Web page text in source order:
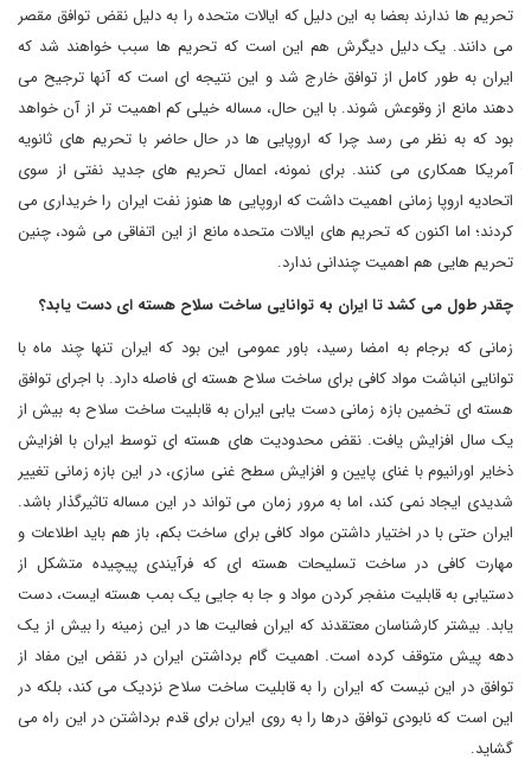
تحریم ها ندارند بعضا به این دلیل که ایالات متحده را به دلیل نقض توافق مقصر
می دانند. یک دلیل دیگرش هم این است که تحریم ها سبب خواهند شد که
ایران به طور کامل از توافق خارج شد و این نتیجه ای است که آنها ترجیح می
دهند مانع از وقوعش شوند. با این حال، مساله خیلی کم اهمیت تر از آن خواهد
بود که به نظر می رسد چرا که اروپایی ها در حال حاضر با تحریم های ثانویه
آمریکا همکاری می کنند. برای نمونه، اعمال تحریم های جدید نفتی از سوی
اتحادیه اروپا زمانی اهمیت داشت که اروپایی ها هنوز نفت ایران را خریداری می
کردند؛ اما اکنون که تحریم های ایالات متحده مانع از این اتفاقی می شود، چنین
تحریم هایی هم اهمیت چندانی ندارد.
چقدر طول می کشد تا ایران به توانایی ساخت سلاح هسته ای دست یابد؟
زمانی که برجام به امضا رسید، باور عمومی این بود که ایران تنها چند ماه با
توانایی انباشت مواد کافی برای ساخت سلاح هسته ای فاصله دارد. با اجرای توافق
هسته ای تخمین بازه زمانی دست یابی ایران به قابلیت ساخت سلاح به بیش از
یک سال افزایش یافت. نقض محدودیت های هسته ای توسط ایران با افزایش
ذخایر اورانیوم با غنای پایین و افزایش سطح غنی سازی، در این بازه زمانی تغییر
شدیدی ایجاد نمی کند، اما به مرور زمان می تواند در این مساله تاثیرگذار باشد.
ایران حتی با در اختیار داشتن مواد کافی برای ساخت بکم، باز هم باید اطلاعات و
مهارت کافی در ساخت تسلیحات هسته ای که فرآیندی پیچیده متشکل از
دستیابی به قابلیت منفجر کردن مواد و جا به جایی یک بمب هسته ایست، دست
یابد. بیشتر کارشناسان معتقدند که ایران فعالیت ها در این زمینه را بیش از یک
دهه پیش متوقف کرده است. اهمیت گام برداشتن ایران در نقض این مفاد از
توافق در این نیست که ایران را به قابلیت ساخت سلاح نزدیک می کند، بلکه در
این است که نابودی توافق درها را به روی ایران برای قدم برداشتن در این راه می
گشاید.